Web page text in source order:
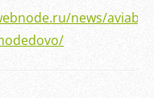
news/